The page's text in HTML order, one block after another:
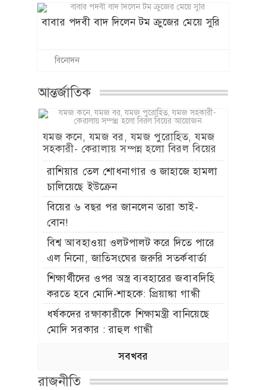
বাবার পদবী বাদ দিলেন টম ক্রুজের মেয়ে সুরি
বিনোদন
আন্তর্জাতিক
যমজ কনে, যমজ বর, যমজ পুরোহিত, যমজ
সহকারী- কেরালায় সম্পন্ন হলো বিরল বিয়ের
আয়োজন
রাশিয়ার তেল শোধনাগার ও জাহাজে হামলা
চালিয়েছে ইউক্রেন
বিয়ের ৬ বছর পর জানলেন তারা ভাই-
বোন!
বিশ্ব আবহাওয়া ওলটপালট করে দিতে পারে
এল নিনো, জাতিসংঘের জরুরি সতর্কবার্তা
শিক্ষার্থীদের ওপর অস্ত্র ব্যবহারের জবাবদিহি
করতে হবে মোদি-শাহকে: প্রিয়াঙ্কা গান্ধী
ধর্ষকদের রক্ষাকারীকে শিক্ষামন্ত্রী বানিয়েছে
মোদি সরকার : রাহুল গান্ধী
সবখবর
রাজনীতি